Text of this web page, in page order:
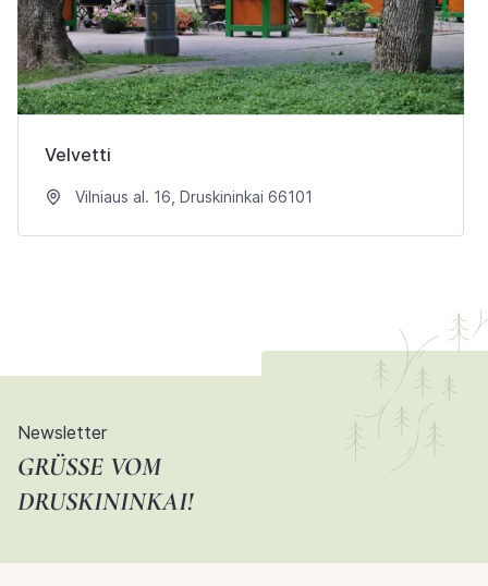
Velvetti
Vilniaus al. 16, Druskininkai 66101
Newsletter
GRÜSSE VOM D
RUSKININKAI!